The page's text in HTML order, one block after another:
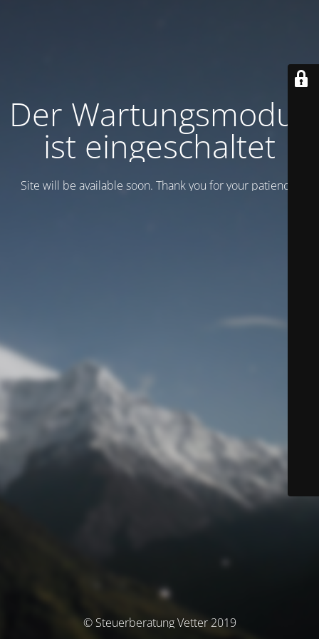
Der Wartungsmodus
ist eingeschaltet
Site will be available soon. Thank you for your patience!
© Steuerberatung Vetter 2019